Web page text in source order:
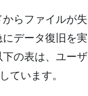
らファイルが失
データ復旧を実
の表は、ユーザ
ています。